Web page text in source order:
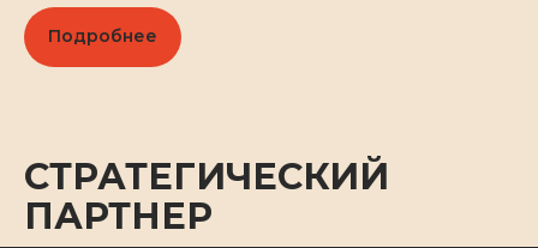
Подробнее
СТРАТЕГИЧЕСКИЙ
ПАРТНЕР